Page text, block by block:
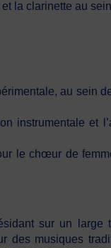
la clarinette au
au sein
instrumentale et
le chœur de
sur un large
des musiques